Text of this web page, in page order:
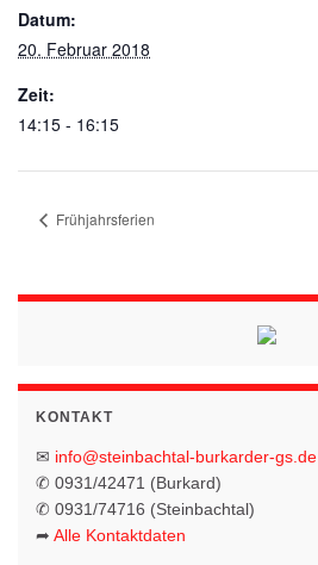
Datum:
20. Februar 2018
Zeit:
14:15 - 16:15
Frühjahrsferien
KONTAKT
✉ info@steinbachtal-burkarder-gs.de
✆ 0931/42471 (Burkard)
✆ 0931/74716 (Steinbachtal)
➦ Alle Kontaktdaten